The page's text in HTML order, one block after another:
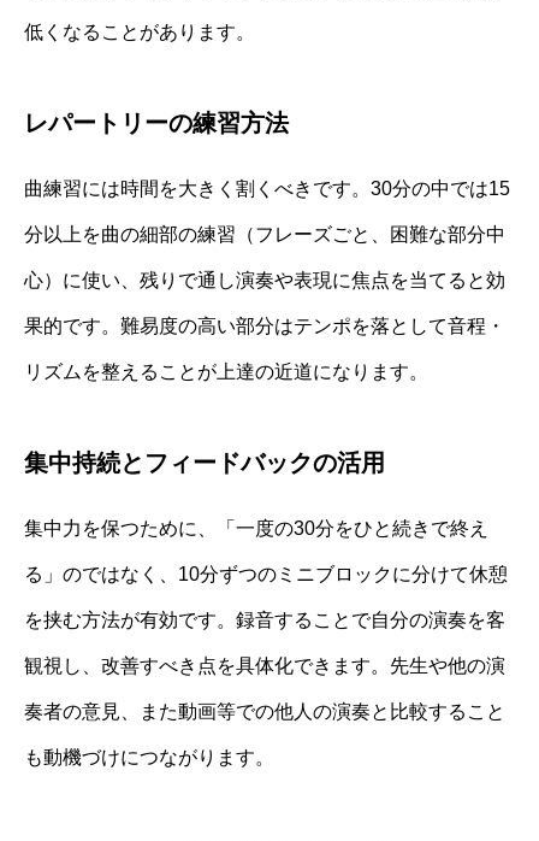
低くなることがあります。
レパートリーの練習方法
曲練習には時間を大きく割くべきです。30分の中では15
分以上を曲の細部の練習（フレーズごと、困難な部分中
心）に使い、残りで通し演奏や表現に焦点を当てると効
果的です。難易度の高い部分はテンポを落として音程・
リズムを整えることが上達の近道になります。
集中持続とフィードバックの活用
集中力を保つために、「一度の30分をひと続きで終え
る」のではなく、10分ずつのミニブロックに分けて休憩
を挟む方法が有効です。録音することで自分の演奏を客
観視し、改善すべき点を具体化できます。先生や他の演
奏者の意見、また動画等での他人の演奏と比較すること
も動機づけにつながります。